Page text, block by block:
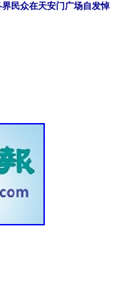
民众在天安门广场自发悼